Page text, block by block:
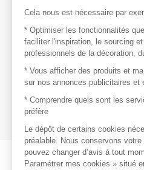
Découvrir
Les produits
S'inspirer
Inspiration et
Contacter
Cela nous est nécessaire par
* Optimiser les fonctionnalités
faciliter l'inspiration, le sourcing
professionnels de la décoration,
* Vous afficher des produits et
sur nos annonces publicitaires et
* Comprendre quels sont les
préfère
Le dépôt de certains cookies
préalable. Nous conservons
pouvez changer d’avis à tout
Paramétrer mes cookies » situé